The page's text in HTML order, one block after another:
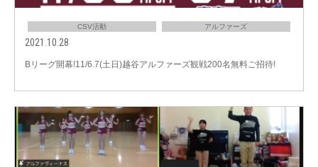
CSV活動 アルファーズ
2021.10.28
Bリーグ開幕!11/6.7(土日)越谷アルファーズ観戦200名無料ご招待!